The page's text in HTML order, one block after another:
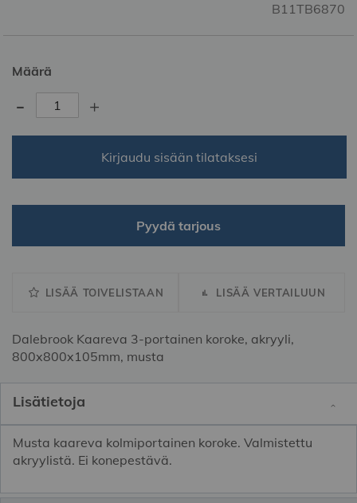
B11TB6870
Määrä
- +
Kirjaudu sisään tilataksesi
Pyydä tarjous
LISÄÄ TOIVELISTAAN LISÄÄ VERTAILUUN
Dalebrook Kaareva 3-portainen koroke, akryyli,
800x800x105mm, musta
Lisätietoja
Musta kaareva kolmiportainen koroke. Valmistettu
akryylistä. Ei konepestävä.